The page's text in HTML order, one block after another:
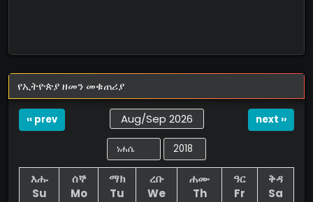
የኢትዮጵያ ዘመን መቁጠሪያ
‹‹ prev Aug/Sep 2026 next ››
እሑ
Su
ሰኞ
Mo
ማክ
Tu
ረቡ
We
ሐሙ
Th
ዓር
Fr
ቅዳ
Sa